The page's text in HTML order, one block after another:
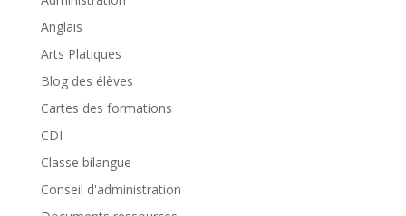
Anglais
Arts Platiques
Blog des élèves
Cartes des formations
CDI
Classe bilangue
Conseil d'administration